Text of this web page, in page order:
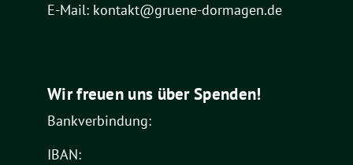
E-Mail: kontakt@gruene-dormagen.de
Wir freuen uns über Spenden!
Bankverbindung:
IBAN: